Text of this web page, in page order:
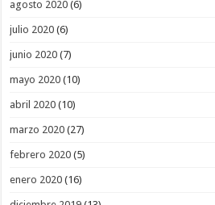
agosto 2020 (6)
julio 2020 (6)
junio 2020 (7)
mayo 2020 (10)
abril 2020 (10)
marzo 2020 (27)
febrero 2020 (5)
enero 2020 (16)